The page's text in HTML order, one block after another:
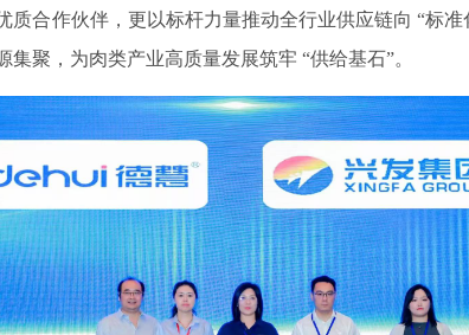
质合作伙伴，更以标杆力量推动全行业供应链向 “标
聚，为肉类产业高质量发展筑牢 “供给基石”。